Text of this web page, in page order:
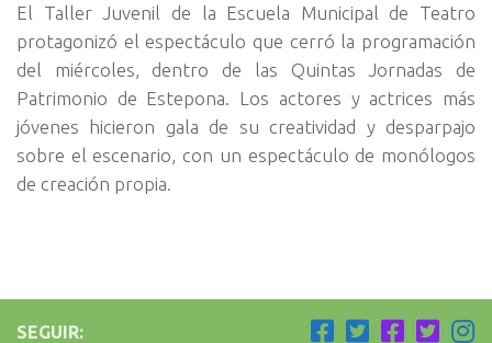
El Taller Juvenil de la Escuela Municipal de Teatro
protagonizó el espectáculo que cerró la programación
del miércoles, dentro de las Quintas Jornadas de
Patrimonio de Estepona. Los actores y actrices más
jóvenes hicieron gala de su creatividad y desparpajo
sobre el escenario, con un espectáculo de monólogos
de creación propia.
SEGUIR: